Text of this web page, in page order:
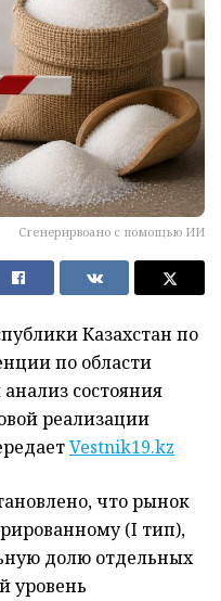
Сгенерирвоано с помощью ИИ
Казахстан по
по области
состояния
реализации
Vestnik19.kz
что рынок
(I тип),
долю отдельных
уровень